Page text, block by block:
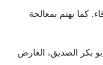
كما يهتم بمعالجة
بكر الصديق، العارض